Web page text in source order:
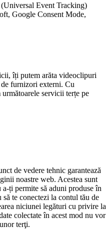
Event Tracking)
Google Consent Mode,
îți putem arăta videoclipuri
furnizori externi. Cu
servicii terțe pe
de vedere tehnic garantează
noastre web. Acestea sunt
ți permite să aduni produse în
te conectezi la contul tău de
niciunei legături cu privire la
colectate în acest mod nu vor
terţi.